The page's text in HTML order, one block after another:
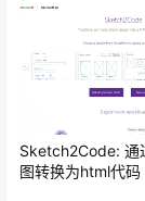
Sketch2Code: 通
图转换为html代码